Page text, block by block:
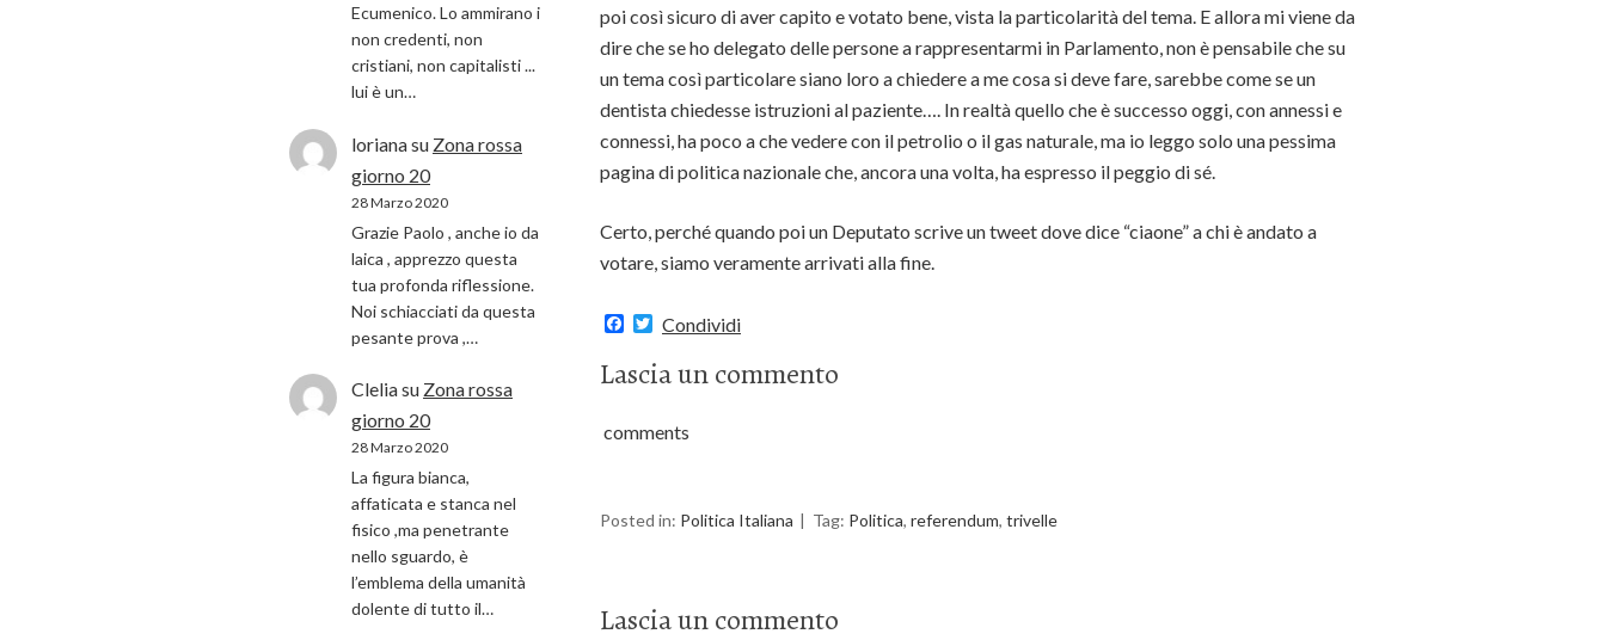
poi così sicuro di aver capito e votato bene, vista la particolarità del tema. E allora mi viene da
dire che se ho delegato delle persone a rappresentarmi in Parlamento, non è pensabile che su
un tema così particolare siano loro a chiedere a me cosa si deve fare, sarebbe come se un
dentista chiedesse istruzioni al paziente…. In realtà quello che è successo oggi, con annessi e
connessi, ha poco a che vedere con il petrolio o il gas naturale, ma io leggo solo una pessima
pagina di politica nazionale che, ancora una volta, ha espresso il peggio di sé.
Certo, perché quando poi un Deputato scrive un tweet dove dice “ciaone” a chi è andato a
votare, siamo veramente arrivati alla fine.
F
e
o
T
w
i
t
r
Condividi
Lascia un commento
comments
Posted in: Politica Italiana Tag: Politica, referendum, trivelle
Lascia un commento
Ecumenico. Lo ammirano i
non credenti, non
cristiani, non capitalisti ...
lui è un…
lorianasu Zona rossa
giorno 20
28 Marzo 2020
Grazie Paolo , anche io da
laica , apprezzo questa
tua profonda riflessione.
Noi schiacciati da questa
pesante prova ,…
Cleliasu Zona rossa
giorno 20
28 Marzo 2020
La figura bianca,
affaticata e stanca nel
fisico ,ma penetrante
nello sguardo, è
l’emblema della umanità
dolente di tutto il…